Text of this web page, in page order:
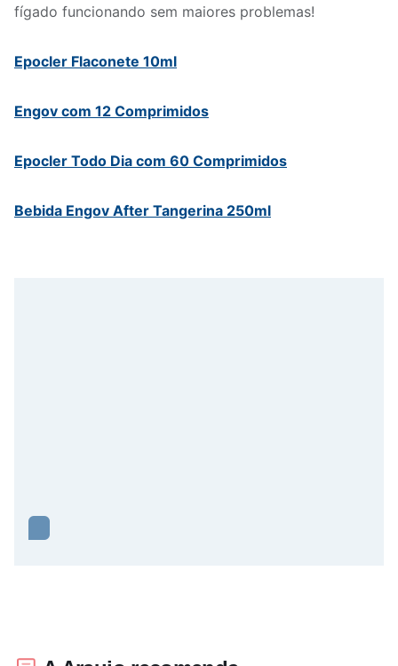
fígado funcionando sem maiores problemas!
Epocler Flaconete 10ml
Engov com 12 Comprimidos
Epocler Todo Dia com 60 Comprimidos
Bebida Engov After Tangerina 250ml